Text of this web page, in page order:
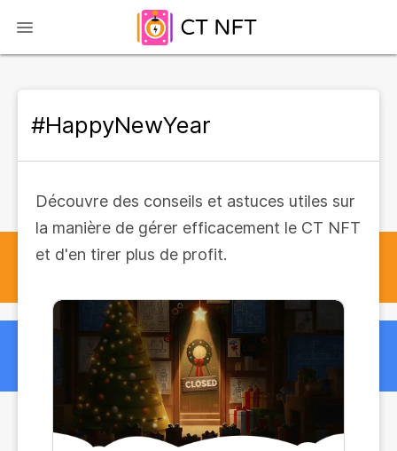
#HappyNewYear
Découvre des conseils et astuces utiles sur
la manière de gérer efficacement le CT NFT
et d'en tirer plus de profit.